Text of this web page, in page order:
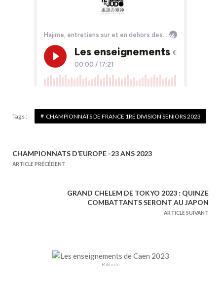
Tags : CHAMPIONNATS DE FRANCE 1RE DIVISION SENIORS 2023
N
CHAMPIONNATS D’EUROPE -23 ANS 2023
ARTICLE PRÉCÉDENT
GRAND CHELEM DE TOKYO 2023 : QUINZE
COMBATTANTS SERONT AU JAPON
ARTICLE SUIVANT
Publicité